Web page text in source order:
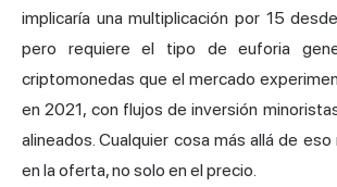
implicaría una multiplicación por 15
pero requiere el tipo de euforia
criptomonedas que el mercado
en 2021, con flujos de inversión
alineados. Cualquier cosa más allá de
en la oferta, no solo en el precio.